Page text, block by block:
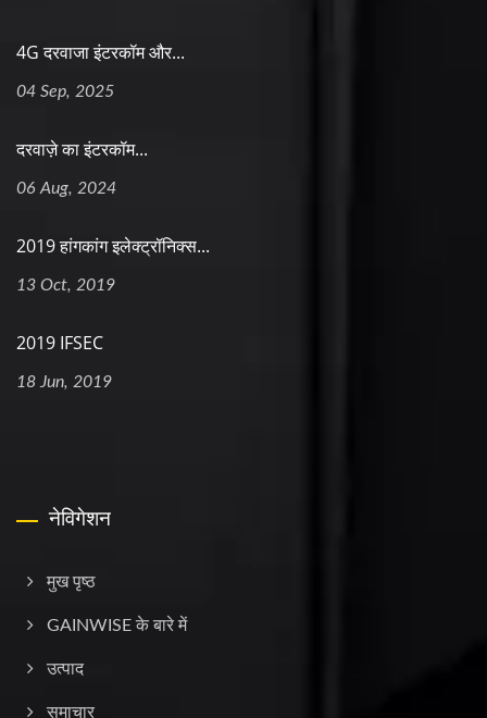
4G दरवाजा इंटरकॉम और...
04 Sep, 2025
दरवाज़े का इंटरकॉम...
06 Aug, 2024
2019 हांगकांग इलेक्ट्रॉनिक्स...
13 Oct, 2019
2019 IFSEC
18 Jun, 2019
नेविगेशन
मुख पृष्ठ
GAINWISE के बारे में
उत्पाद
समाचार